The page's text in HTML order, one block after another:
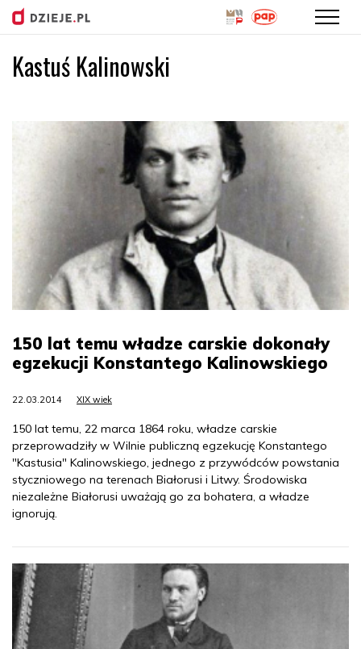
Kastuś Kalinowski
150 lat temu władze carskie dokonały
egzekucji Konstantego Kalinowskiego
22.03.2014 XIX wiek
150 lat temu, 22 marca 1864 roku, władze carskie
przeprowadziły w Wilnie publiczną egzekucję Konstantego
"Kastusia" Kalinowskiego, jednego z przywódców powstania
styczniowego na terenach Białorusi i Litwy. Środowiska
niezależne Białorusi uważają go za bohatera, a władze
ignorują.